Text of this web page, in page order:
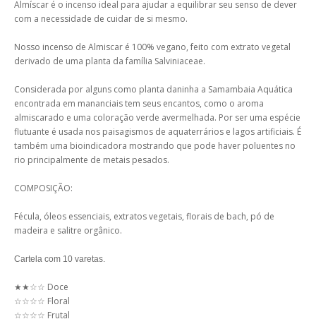
Almíscar é o incenso ideal para ajudar a equilibrar seu senso de dever
com a necessidade de cuidar de si mesmo.
Nosso incenso de Almiscar é 100% vegano, feito com extrato vegetal
derivado de uma planta da família Salviniaceae.
Considerada por alguns como planta daninha a Samambaia Aquática
encontrada em mananciais tem seus encantos, como o aroma
almiscarado e uma coloração verde avermelhada. Por ser uma espécie
flutuante é usada nos paisagismos de aquaterrários e lagos artificiais. É
também uma bioindicadora mostrando que pode haver poluentes no
rio principalmente de metais pesados.
COMPOSIÇÃO:
Fécula, óleos essenciais, extratos vegetais, florais de bach, pó de
madeira e salitre orgânico.
Cartela com 10 varetas.
★★☆☆ Doce
☆☆☆☆ Floral
☆☆☆☆ Frutal